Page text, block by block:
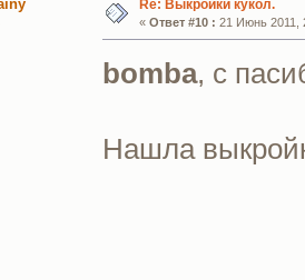
Re: Выкройки кукол.
« Ответ #10 : 21 Июнь 2011,
bomba, с
Нашла